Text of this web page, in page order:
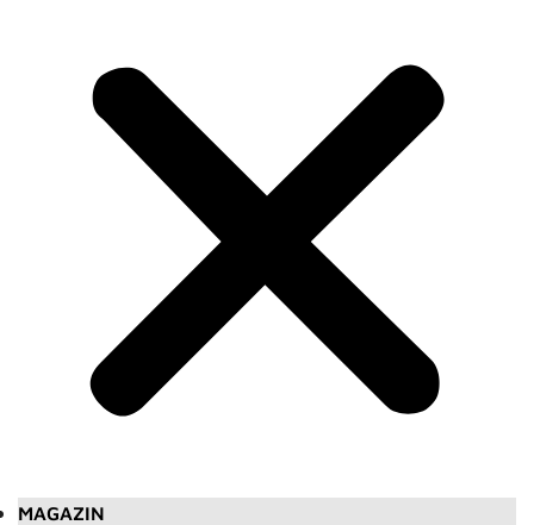
MAGAZIN